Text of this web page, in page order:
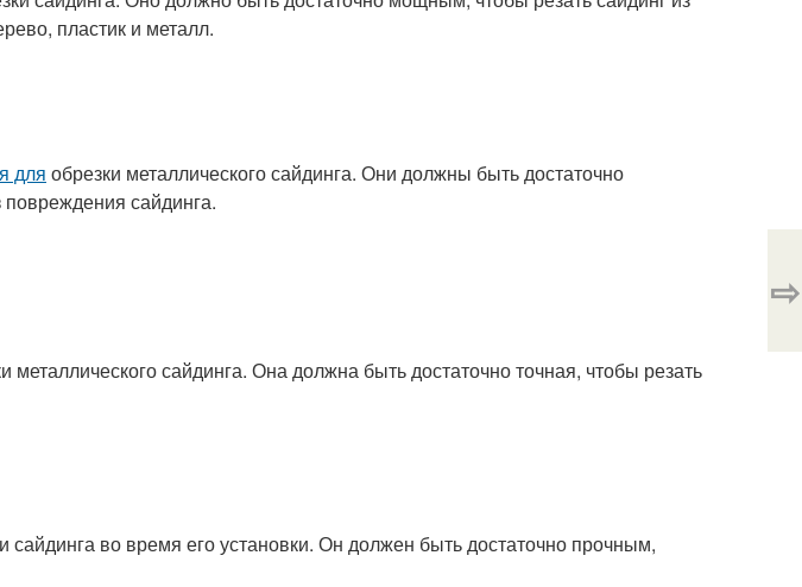
пластик и металл.
для обрезки металлического сайдинга. Они должны быть достаточно
сайдинга.
металлического сайдинга. Она должна быть достаточно точная, чтобы резать
сайдинга во время его установки. Он должен быть достаточно прочным,
⇨